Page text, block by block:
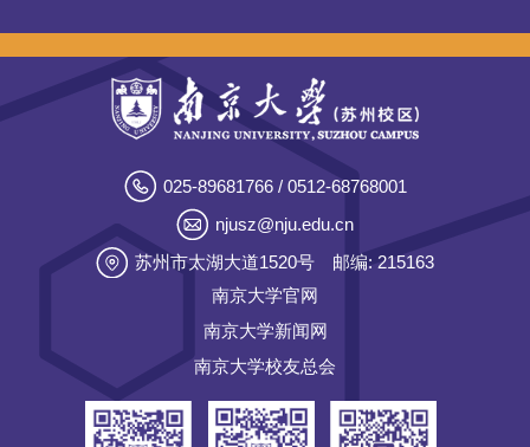
025-89681766 / 0512-68768001
njusz@nju.edu.cn
苏州市太湖大道1520号
邮编: 215163
南京大学官网
南京大学新闻网
南京大学校友总会